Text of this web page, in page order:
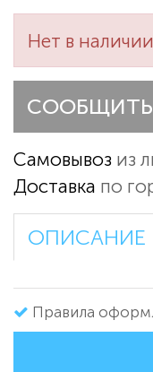
Нет в наличии
Самовывоз из
Доставка по
ОПИСАНИЕ
Правила